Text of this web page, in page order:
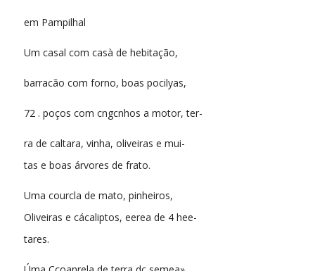
em Pampilhal
Um casal com casà de hebitação,
barracão com forno, boas pocilyas,
72 . poços com cngcnhos a motor, ter-
ra de caltara, vinha, oliveiras e mui-
tas e boas árvores de frato.
Uma courcla de mato, pinheiros,
Oliveiras e cácaliptos, eerea de 4 hee-
tares.